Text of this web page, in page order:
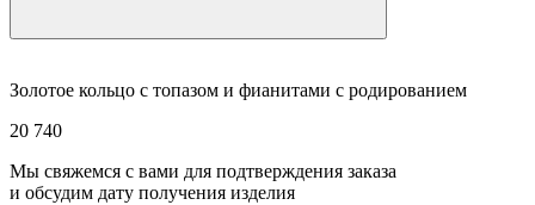
Золотое кольцо с топазом и фианитами с родированием
20 740
Мы свяжемся с вами для подтверждения заказа
и обсудим дату получения изделия